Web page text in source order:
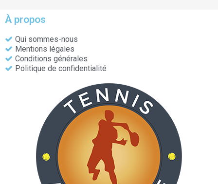
À propos
Qui sommes-nous
Mentions légales
Conditions générales
Politique de confidentialité